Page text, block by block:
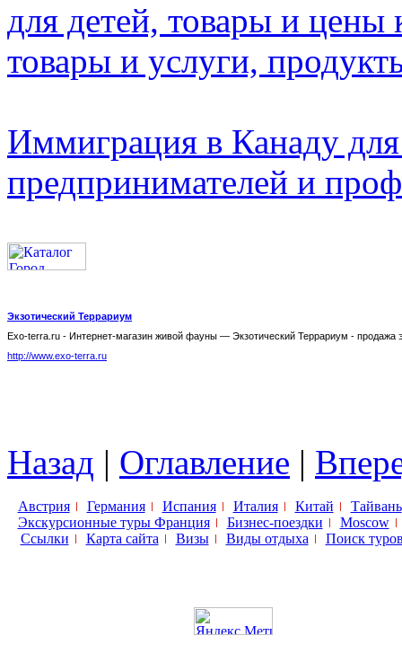
для детей, товары и цены
товары и услуги,
Иммиграция в Канаду
предпринимателей и
Экзотический Террариум
Exo-terra.ru - Интернет-магазин живой фауны — Экзотический Террариум - продажа
http://www.exo-terra.ru
Назад | Оглавление |
Австрия Германия Испания Италия Китай
Тайвань
Экскурсионные туры Франция
Бизнес-поездки
Moscow
Ссылки
Карта сайта Визы Виды отдыха Поиск